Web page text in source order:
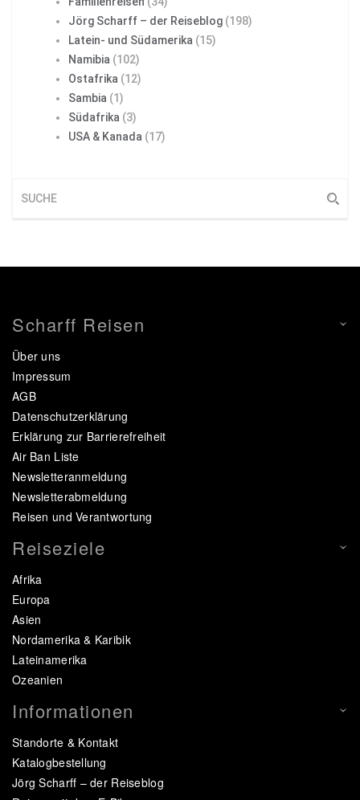
Jörg Scharff – der Reiseblog (198)
Latein- und Südamerika (15)
Namibia (102)
Ostafrika (12)
Sambia (1)
Südafrika (3)
USA & Kanada (17)
Scharff Reisen
Über uns
Impressum
AGB
Datenschutzerklärung
Erklärung zur Barrierefreiheit
Air Ban Liste
Newsletteranmeldung
Newsletterabmeldung
Reisen und Verantwortung
Reiseziele
Afrika
Europa
Asien
Nordamerika & Karibik
Lateinamerika
Ozeanien
Informationen
Standorte & Kontakt
Katalogbestellung
Jörg Scharff – der Reiseblog